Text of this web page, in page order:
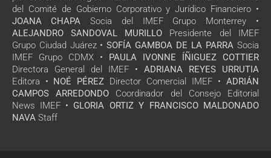
del Comité de Gobierno Corporativo y Jurídico Financiero •
JOANA CHAPA Socia del IMEF Grupo Monterrey •
ALEJANDRO SANDOVAL MURILLO Presidente del IMEF
Grupo Ciudad Juárez • SOFÍA GAMBOA DE LA PARRA Socia
IMEF Grupo CDMX • PAULA IVONNE ÍÑIGUEZ COTTIER
Directora General del IMEF • ADRIANA REYES URRUTIA
Editora • NOÉ PÉREZ Director Comercial IMEF • ADRIÁN
CAMPOS ARREDONDO Coordinador del Consejo Editorial
News IMEF • GLORIA ORTIZ Y FRANCISCO MALDONADO
NAVA Staff